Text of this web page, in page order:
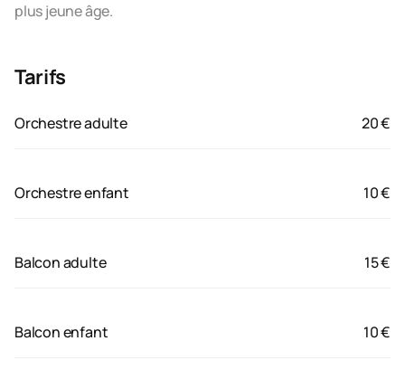
plus jeune âge.
Tarifs
Orchestre adulte 20 €
Orchestre enfant 10 €
Balcon adulte 15 €
Balcon enfant 10 €